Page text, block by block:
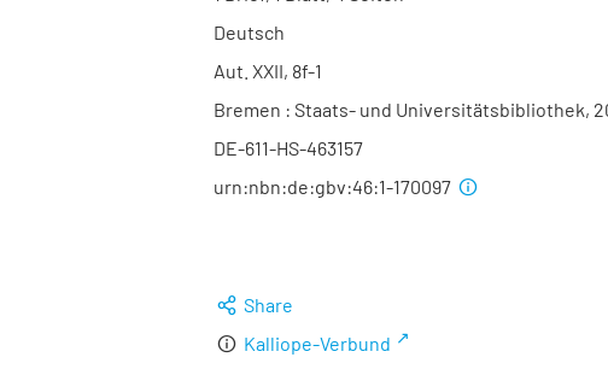
Deutsch
Aut. XXII, 8f-1
Bremen : Staats- und Universitätsbibliothek,
DE-611-HS-463157
urn:nbn:de:gbv:46:1-170097
Share
Kalliope-Verbund